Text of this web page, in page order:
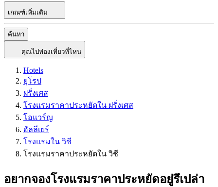
เกณฑ์เพิ่มเติม
ค้นหา
คุณไปท่องเที่ยวที่ไหน
Hotels
ยุโรป
ฝรั่งเศส
โรงแรมราคาประหยัดใน ฝรั่งเศส
โอแวร์ญ
อัลลีเยร์
โรงแรมใน วิชี
โรงแรมราคาประหยัดใน วิชี
อยากจองโรงแรมราคาประหยัดอยู่รึเปล่า